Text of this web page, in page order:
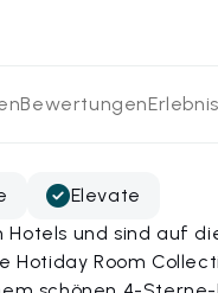
Bewertungen
Elevate
und sind auf
Hotiday Room